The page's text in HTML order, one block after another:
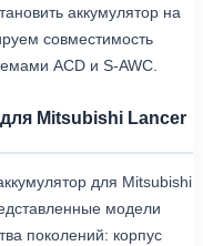
аккумулятор на
совместимость
ACD и S-AWC.
Mitsubishi Lancer
для Mitsubishi
модели
поколений: корпус